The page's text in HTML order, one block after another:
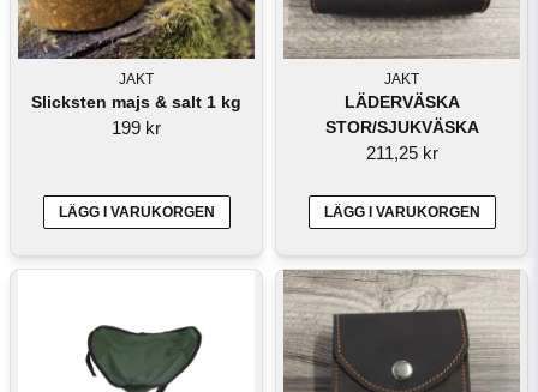
JAKT
Slicksten majs & salt 1 kg
199 kr
LÄGG I VARUKORGEN
JAKT
LÄDERVÄSKA
STOR/SJUKVÄSKA
211,25 kr
LÄGG I VARUKORGEN